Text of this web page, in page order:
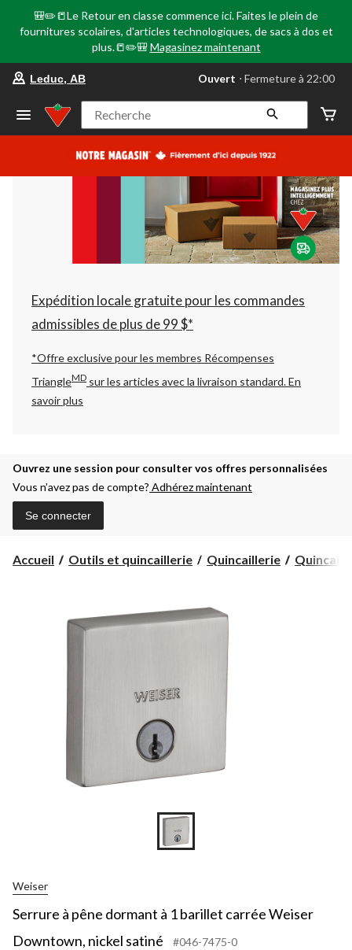
🎒✏️📒Le Retour en classe commence ici. Faites le plein de
fournitures scolaires, d'articles technologiques, de sacs à dos et
plus.📒✏️🎒 Magasinez maintenant
votre
préféré
Leduc,
AB,
courament
Fermeture
à
22:00
cliquer
pour
changer
Leduc, AB Ouvert ⋅ Fermeture à 22:00
Recherche
Expédition locale gratuite pour les commandes
admissibles de plus de 99 $*
*Offre exclusive pour les membres Récompenses
TriangleMD sur les articles avec la livraison standard.En
savoir plus
Ouvrez une session pour consulter vos offres personnalisées
Vous n’avez pas de compte? Adhérez maintenant
Se connecter
Accueil Outils et quincaillerie Quincaillerie
Weiser
Serrure à pêne dormant à 1 barillet carrée Weiser
Downtown, nickel satiné
#046-7475-0